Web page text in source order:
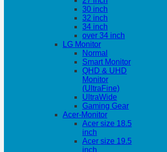
30 inch
32 inch
34 inch
over 34 inch
LG Monitor
Normal
Smart Monitor
QHD & UHD
Monitor
(UltraFine)
UltraWide
Gaming Gear
Acer-Monitor
Acer size 18.5
inch
Acer size 19.5
inch